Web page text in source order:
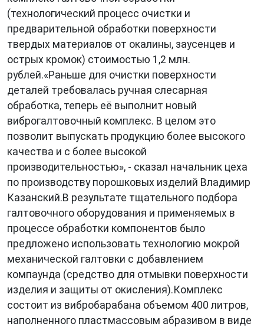
(технологический процесс очистки и
предварительной обработки поверхности
твердых материалов от окалины, заусенцев и
острых кромок) стоимостью 1,2 млн.
рублей.«Раньше для очистки поверхности
деталей требовалась ручная слесарная
обработка, теперь её выполнит новый
виброгалтовочный комплекс. В целом это
позволит выпускать продукцию более высокого
качества и с более высокой
производительностью», - сказал начальник цеха
по производству порошковых изделий Владимир
Казанский.В результате тщательного подбора
галтовочного оборудования и применяемых в
процессе обработки компонентов было
предложено использовать технологию мокрой
механической галтовки с добавлением
компаунда (средство для отмывки поверхности
изделия и защиты от окисления).Комплекс
состоит из вибробарабана объемом 400 литров,
наполненного пластмассовым абразивом в виде